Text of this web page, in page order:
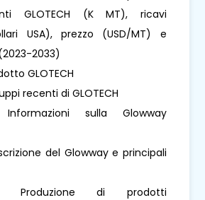
GLOTECH (K MT), ricavi
USA), prezzo (USD/MT) e
2033)
GLOTECH
recenti di GLOTECH
sulla Glowway
del Glowway e principali
Produzione di prodotti